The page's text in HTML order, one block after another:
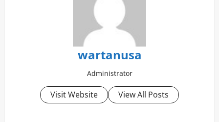
wartanusa
Administrator
Visit Website View All Posts